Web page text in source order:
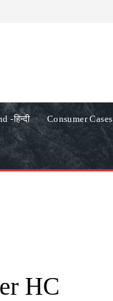
-हिन्दी Consumer Cases
HC